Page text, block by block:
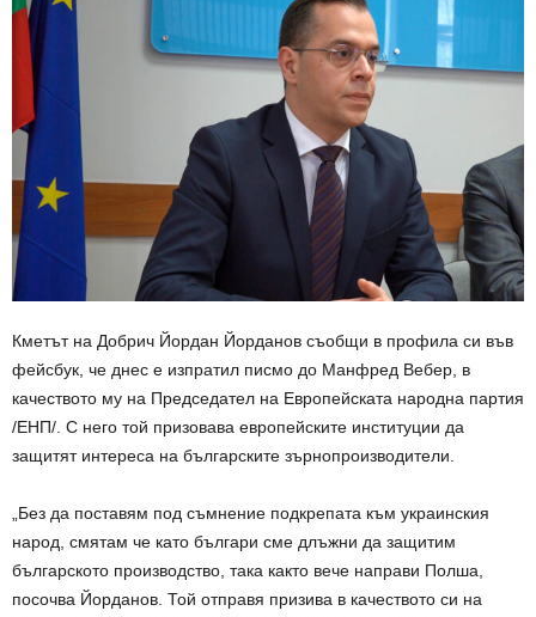
Кметът на Добрич Йордан Йорданов съобщи в профила си във
фейсбук, че днес е изпратил писмо до Манфред Вебер, в
качеството му на Председател на Европейската народна партия
/ЕНП/. С него той призовава европейските институции да
защитят интереса на българските зърнопроизводители.
„Без да поставям под съмнение подкрепата към украинския
народ, смятам че като българи сме длъжни да защитим
българското производство, така както вече направи Полша,
посочва Йорданов. Той отправя призива в качеството си на